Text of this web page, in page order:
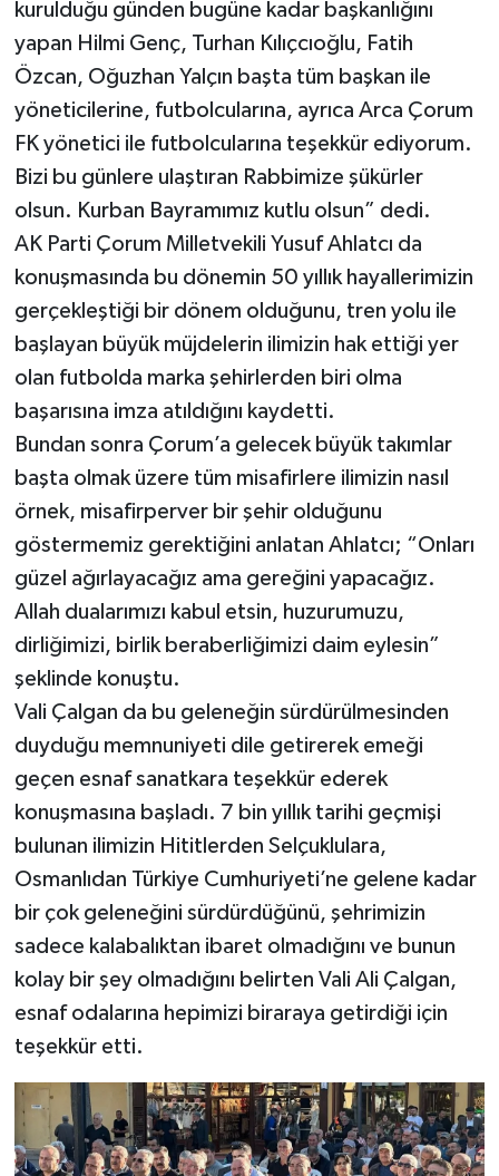
kurulduğu günden bugüne kadar başkanlığını
yapan Hilmi Genç, Turhan Kılıçcıoğlu, Fatih
Özcan, Oğuzhan Yalçın başta tüm başkan ile
yöneticilerine, futbolcularına, ayrıca Arca Çorum
FK yönetici ile futbolcularına teşekkür ediyorum.
Bizi bu günlere ulaştıran Rabbimize şükürler
olsun. Kurban Bayramımız kutlu olsun” dedi.
AK Parti Çorum Milletvekili Yusuf Ahlatcı da
konuşmasında bu dönemin 50 yıllık hayallerimizin
gerçekleştiği bir dönem olduğunu, tren yolu ile
başlayan büyük müjdelerin ilimizin hak ettiği yer
olan futbolda marka şehirlerden biri olma
başarısına imza atıldığını kaydetti.
Bundan sonra Çorum’a gelecek büyük takımlar
başta olmak üzere tüm misafirlere ilimizin nasıl
örnek, misafirperver bir şehir olduğunu
göstermemiz gerektiğini anlatan Ahlatcı; “Onları
güzel ağırlayacağız ama gereğini yapacağız.
Allah dualarımızı kabul etsin, huzurumuzu,
dirliğimizi, birlik beraberliğimizi daim eylesin”
şeklinde konuştu.
Vali Çalgan da bu geleneğin sürdürülmesinden
duyduğu memnuniyeti dile getirerek emeği
geçen esnaf sanatkara teşekkür ederek
konuşmasına başladı. 7 bin yıllık tarihi geçmişi
bulunan ilimizin Hititlerden Selçuklulara,
Osmanlıdan Türkiye Cumhuriyeti’ne gelene kadar
bir çok geleneğini sürdürdüğünü, şehrimizin
sadece kalabalıktan ibaret olmadığını ve bunun
kolay bir şey olmadığını belirten Vali Ali Çalgan,
esnaf odalarına hepimizi biraraya getirdiği için
teşekkür etti.